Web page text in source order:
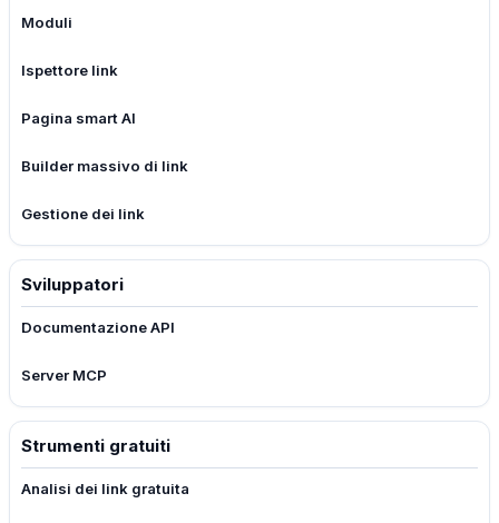
Moduli
Ispettore link
Pagina smart AI
Builder massivo di link
Gestione dei link
Sviluppatori
Documentazione API
Server MCP
Strumenti gratuiti
Analisi dei link gratuita